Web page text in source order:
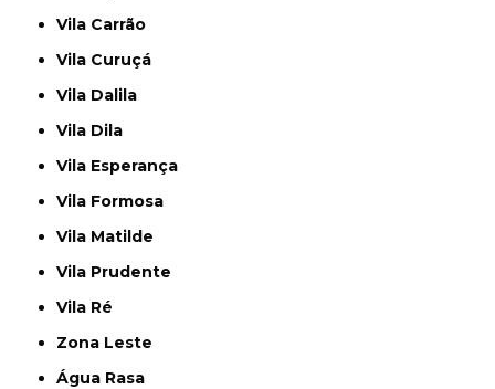
Vila Carrão
Vila Curuçá
Vila Dalila
Vila Dila
Vila Esperança
Vila Formosa
Vila Matilde
Vila Prudente
Vila Ré
Zona Leste
Água Rasa